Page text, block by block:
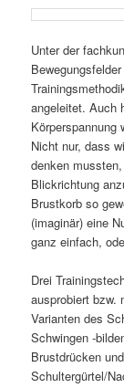
Unter der
angeleitet. Auch
Körperspannung
Nicht nur, dass
denken
Blickrichtung
Brustkorb so
(imaginär) eine
ganz einfach,
Drei
ausprobiert bzw.
Varianten des
Schwingen -
Brustdrücken
Schultergürtel/